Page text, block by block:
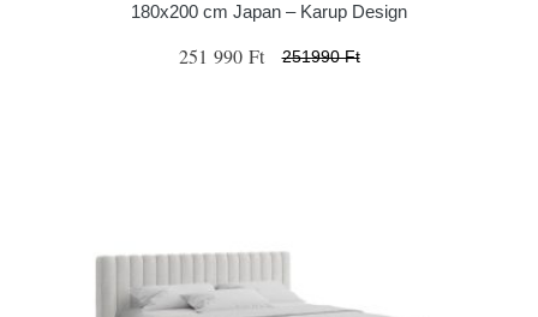
180x200 cm Japan – Karup Design
251 990 Ft 251990 Ft